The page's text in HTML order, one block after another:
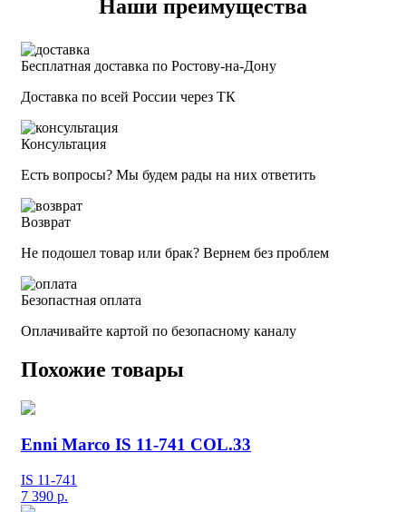
Наши преимущества
Бесплатная доставка по Ростову-на-Дону
Доставка по всей России через ТК
Консультация
Есть вопросы? Мы будем рады на них ответить
Возврат
Не подошел товар или брак? Вернем без проблем
Безопастная оплата
Оплачивайте картой по безопасному каналу
Похожие товары
Enni Marco IS 11-741 COL.33
IS 11-741
7 390 р.